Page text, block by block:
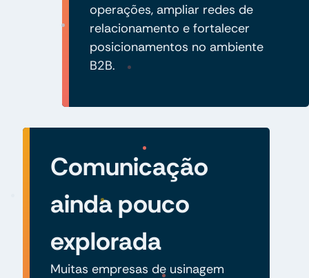
operações, ampliar redes de
relacionamento e fortalecer
posicionamentos no ambiente
B2B.
Comunicação
ainda pouco
explorada
Muitas empresas de usinagem